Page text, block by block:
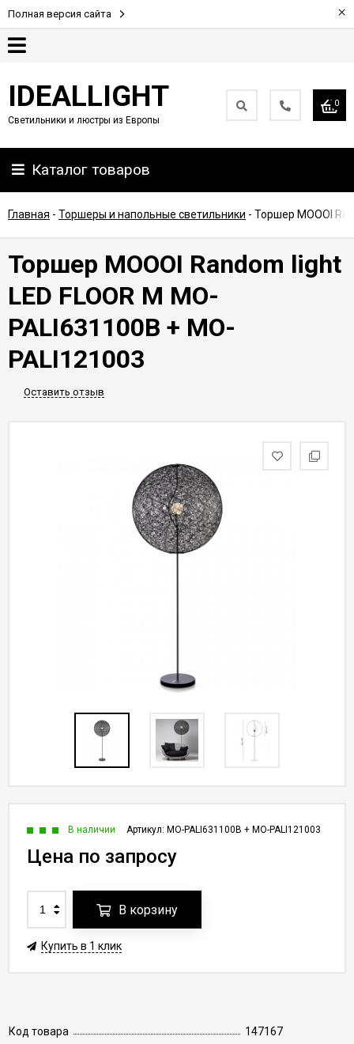
Полная версия сайта ×
Партнерам
Доставка
IDEALLIGHT
Светильники и люстры из Европы
0
Каталог товаров
Главная - Торшеры и напольные светильники - Торшер MOOOI
Торшер MOOOI Random light
LED FLOOR M MO-
PALI631100B + MO-
PALI121003
Оставить отзыв
Код товара
147167
Артикул: MO-PALI631100B + MO-PALI121003
В наличии
Цена по запросу
В корзину
Купить в 1 клик